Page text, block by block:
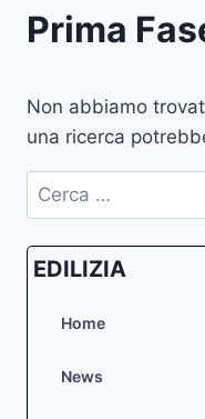
Prima
Non abbiamo
una ricerca
Ricerca
per:
EDILIZIA
Home
News